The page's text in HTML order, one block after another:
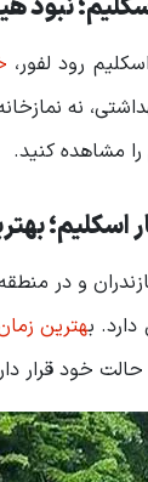
نبود
رود لفور،
نه
مشاهده کنید.
اسکلیم؛
و در
بهترین
خود قرار